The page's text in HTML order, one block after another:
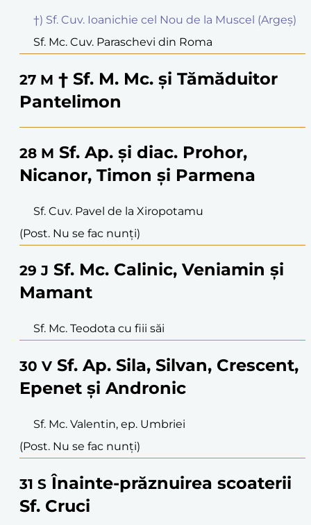
†) Sf. Cuv. Ioanichie cel Nou de la Muscel (Argeș)
Sf. Mc. Cuv. Paraschevi din Roma
27 M † Sf. M. Mc. și Tămăduitor
Pantelimon
28 M Sf. Ap. și diac. Prohor,
Nicanor, Timon și Parmena
Sf. Cuv. Pavel de la Xiropotamu
(Post. Nu se fac nunți)
29 J Sf. Mc. Calinic, Veniamin și
Mamant
Sf. Mc. Teodota cu fiii săi
30 V Sf. Ap. Sila, Silvan, Crescent,
Epenet și Andronic
Sf. Mc. Valentin, ep. Umbriei
(Post. Nu se fac nunți)
31 S Înainte-prăznuirea scoaterii
Sf. Cruci